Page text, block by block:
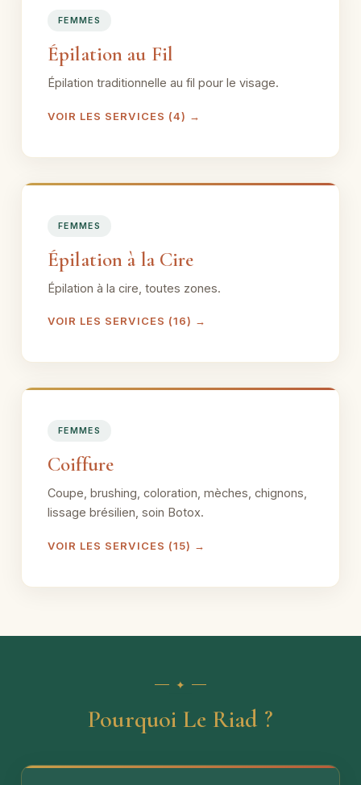
FEMMES
Épilation au Fil
Épilation traditionnelle au fil pour le visage.
VOIR LES SERVICES (4) →
FEMMES
Épilation à la Cire
Épilation à la cire, toutes zones.
VOIR LES SERVICES (16) →
FEMMES
Coiffure
Coupe, brushing, coloration, mèches, chignons,
lissage brésilien, soin Botox.
VOIR LES SERVICES (15) →
Pourquoi Le Riad ?